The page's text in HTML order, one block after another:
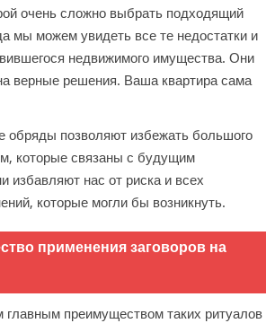
очень сложно выбрать подходящий
мы можем увидеть все те недостатки и
недвижимого имущества. Они
верные решения. Ваша квартира сама
обряды позволяют избежать большого
которые связаны с будущим
избавляют нас от риска и всех
которые могли бы возникнуть.
применения заговоров на
преимуществом таких ритуалов